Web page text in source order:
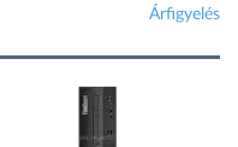
Árfigyelés